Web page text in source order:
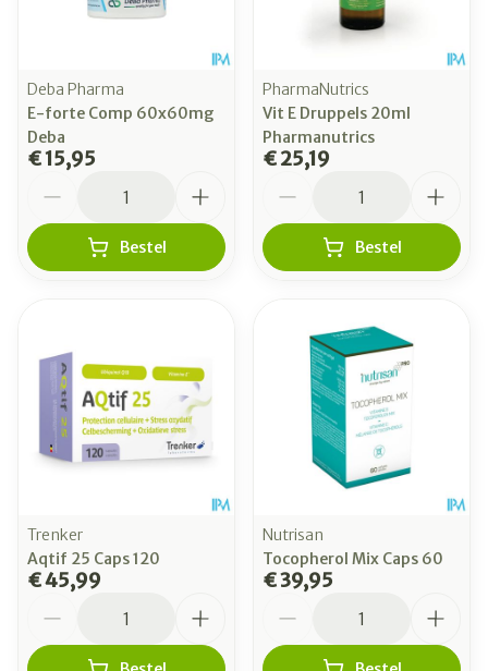
Deba Pharma
E-forte Comp 60x60mg
Deba
€ 15,95
Bestel
PharmaNutrics
Vit E Druppels 20ml
Pharmanutrics
€ 25,19
Bestel
Trenker
Aqtif 25 Caps 120
€ 45,99
Nutrisan
Tocopherol Mix Caps 60
€ 39,95